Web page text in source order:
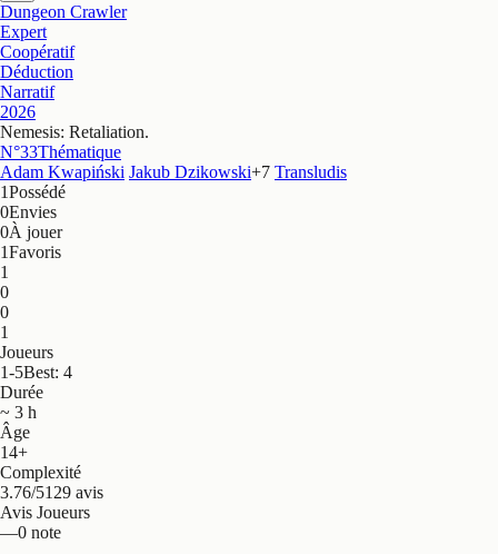
Dungeon Crawler
Expert
Coopératif
Déduction
Narratif
2026
Nemesis: Retaliation.
N°33Thématique
Adam Kwapiński Jakub Dzikowski+7 Transludis
1Possédé
0Envies
0À jouer
1Favoris
1
0
0
1
Joueurs
1-5Best: 4
Durée
~ 3 h
Âge
14+
Complexité
3.76/5129 avis
Avis Joueurs
—0 note